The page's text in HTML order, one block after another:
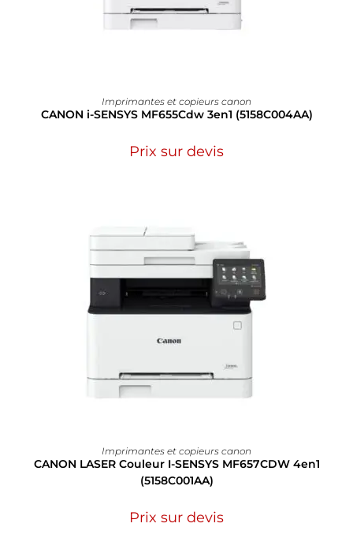
Imprimantes et copieurs canon
CANON i-SENSYS MF655Cdw 3en1 (5158C004AA)
Prix sur devis
Imprimantes et copieurs canon
CANON LASER Couleur I-SENSYS MF657CDW 4en1
(5158C001AA)
Prix sur devis